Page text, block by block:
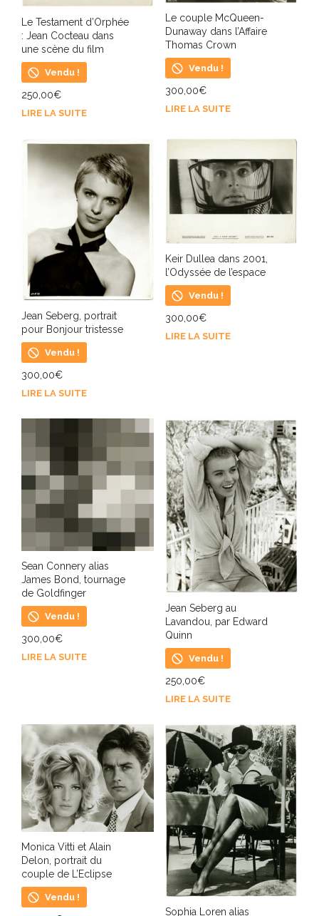
Le Testament d’Orphée
: Jean Cocteau dans
une scène du film
Vendu !
250,00€
LIRE LA SUITE
Le couple McQueen-
Dunaway dans l’Affaire
Thomas Crown
Vendu !
300,00€
LIRE LA SUITE
Jean Seberg, portrait
pour Bonjour tristesse
Vendu !
300,00€
LIRE LA SUITE
Keir Dullea dans 2001,
l’Odyssée de l’espace
Vendu !
300,00€
LIRE LA SUITE
Sean Connery alias
James Bond, tournage
de Goldfinger
Vendu !
300,00€
LIRE LA SUITE
Jean Seberg au
Lavandou, par Edward
Quinn
Vendu !
250,00€
LIRE LA SUITE
Monica Vitti et Alain
Delon, portrait du
couple de L’Eclipse
Vendu !
Sophia Loren alias